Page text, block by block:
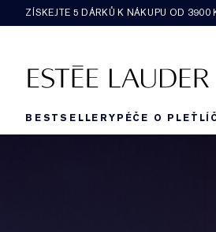
ZÍSKEJTE 5 DÁRKŮ K NÁKUPU OD 3900
BESTSELLERYPÉČE O PLEŤ